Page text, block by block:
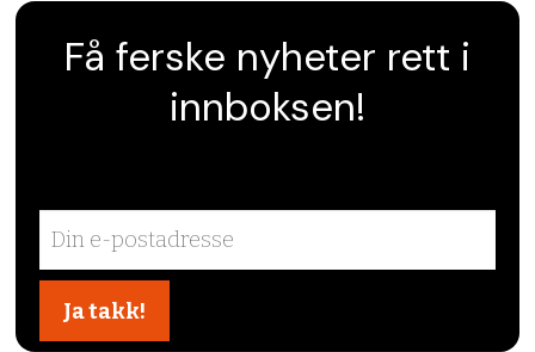
Få ferske nyheter rett i
innboksen!